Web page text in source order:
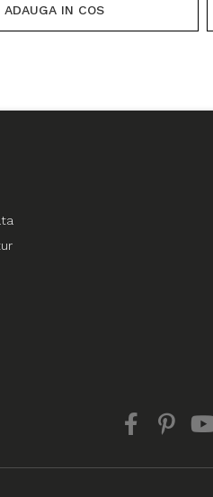
ADAUGA IN COS